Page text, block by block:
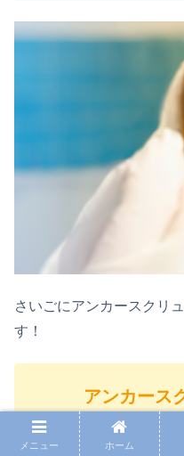
さいごにアンカースクリ
す！
アンカー
歯を早く動かす
メニュー ホーム